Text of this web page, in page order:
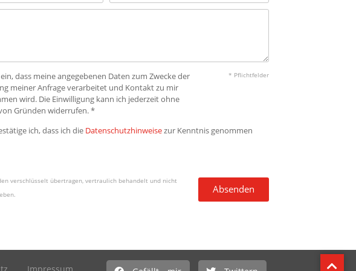
dass meine angegebenen Daten zum Zwecke der
meiner Anfrage verarbeitet und Kontakt zu mir
wird. Die Einwilligung kann ich jederzeit ohne
Gründen widerrufen. *
* Pflichtfelder
ich, dass ich die Datenschutzhinweisezur Kenntnis genommen
verschlüsselt übertragen, vertraulich behandelt und nicht
Absenden